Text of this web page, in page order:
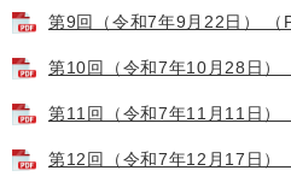
第9回（令和7年9月22日） （
第10回（令和7年10月28日）
第11回（令和7年11月11日）
第12回（令和7年12月17日）